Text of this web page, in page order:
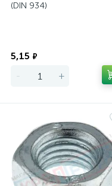
(DIN 934)
5,15 ₽
- +